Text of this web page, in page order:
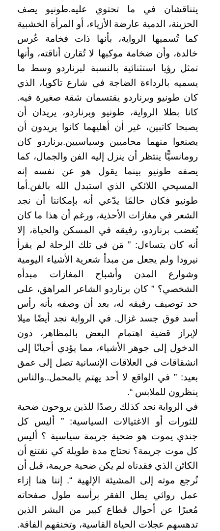
يتناقشان في ما تحتوي عليه.طونيو يصف
الحزينة، الدمية عارضة الأزياء، أو المرأة الخشبية
كما تُسميها الرواية، بأنها ذات فخامة عُرس
خالدة، وأن ضخامة موكبها لا تُقارن أناقته، وأنها
تمثل رؤيا استثنائية بالنسبة لبرناردو وسط ما
يسميه بالرداءة الضاجة في شارع تاكوبا، الذي
كان طونيو وبرناردو يقتسمان شقة صغيرة فيه.
كانا بطلا الرواية، طونيو وبرناردو، يريدان أن
يصبحا كاتبين، غير أن أهليهما كانوا يريدون أن
يصنعوا منهما محاميين وسياسيين.برناردو كان
رومانسيًّا ينتظر أن ينزل إليه الفن والجمال، كما
يصفه طونيو بينما يقول هو عن نفسه إنه
المسيحي اللائكي الذي استبدل الله بالفن.أما
طونيو فكان حالمًا يدّعي أنه بإمكاننا أن نجد
الشعر في مغازات الأحذية، ورغم أن هذا ما كان
يُغضب برناردو، رفيقه في المسكن والحياة، إلا
أنه كان يتساءل: ” مَن في تلك الرحلة لم يقرأ
نيرودا ولم يجعل من مبدأ شعرية الأشياء اليومية
وشوارع المدن وأشباح المغازات مبدأه
الشخصي؟ ” كان برناردو الشاعر المراهق، على
حد توصيف رفيقه له، بعد أن وصفه بأنه رأس
أسد فوق جسد غزال. في الرواية نجد أيضًا ميلا
لإبراز قضية اهتمام البعض بالمظاهر، دون
الدخول إلى جوهر الأشياء، مما يؤدي أحيانًا إلى
انشقاقات في العلاقات الإنسانية تصل إلى عمق
بعيد: ” في الواقع لا أحد يهتم بالمحمل..والناس
ينظرون للملابس “.
في الرواية نجد كذلك رصدًا للذين يروحون ضحية
للثورات أو الاغتيالات السياسية: ” أليس كل
جندي يموت هو ضحية جريمة سياسية ؟ أليس
كل موت جريمة؟ نحتاج مدة طويلة كي نقتنع أن
الكائن الذي فقدناه لم يكن ضحية جريمة، قبل أن
نُرجع موته إلى المشيئة الإلهية “. إننا هنا إزاء
عمل روائي يطل الفقر برأسه طول صفحاته
مُعبرًا عن أحوال قطاع كبير من البشر الذين
تدهسهم عجلات الحياة القاسية، وتخنقهم الفاقة.